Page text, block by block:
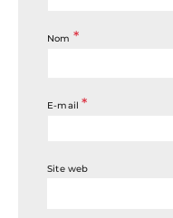
Nom *
E-mail*
Site web